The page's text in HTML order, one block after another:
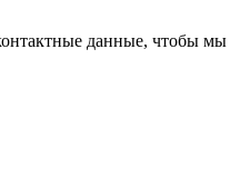
данные, чтобы мы